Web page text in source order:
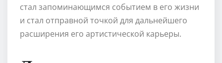
стал запоминающимся событием в его жизни
и стал отправной точкой для дальнейшего
расширения его артистической карьеры.